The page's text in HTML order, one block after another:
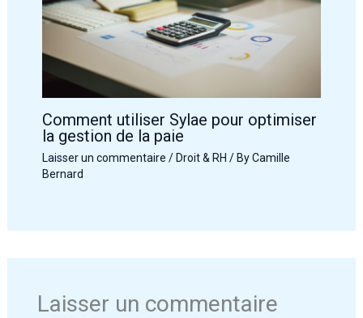
Comment utiliser Sylae pour optimiser
la gestion de la paie
Laisser un commentaire / Droit & RH / ByCamille
Bernard
Laisser un commentaire